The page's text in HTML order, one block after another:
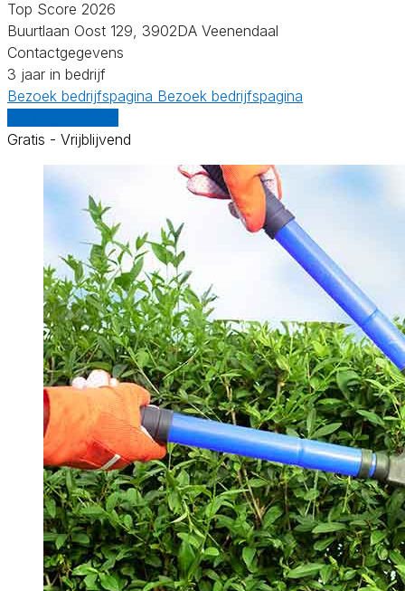
Top Score 2026
Buurtlaan Oost 129, 3902DA Veenendaal
Contactgegevens
3 jaar in bedrijf
Bezoek bedrijfspagina Bezoek bedrijfspagina
Gratis - Vrijblijvend